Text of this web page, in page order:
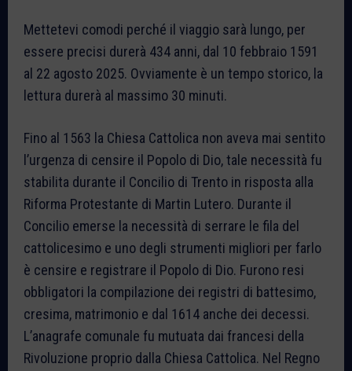
Mettetevi comodi perché il viaggio sarà lungo, per
essere precisi durerà 434 anni, dal 10 febbraio 1591
al 22 agosto 2025. Ovviamente è un tempo storico, la
lettura durerà al massimo 30 minuti.
Fino al 1563 la Chiesa Cattolica non aveva mai sentito
l’urgenza di censire il Popolo di Dio, tale necessità fu
stabilita durante il Concilio di Trento in risposta alla
Riforma Protestante di Martin Lutero. Durante il
Concilio emerse la necessità di serrare le fila del
cattolicesimo e uno degli strumenti migliori per farlo
è censire e registrare il Popolo di Dio. Furono resi
obbligatori la compilazione dei registri di battesimo,
cresima, matrimonio e dal 1614 anche dei decessi.
L’anagrafe comunale fu mutuata dai francesi della
Rivoluzione proprio dalla Chiesa Cattolica. Nel Regno